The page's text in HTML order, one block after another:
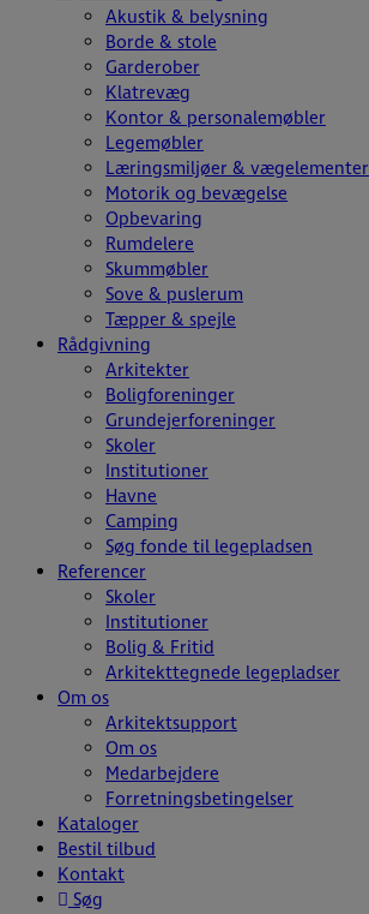
Akustik & belysning
Borde & stole
Garderober
Klatrevæg
Kontor & personalemøbler
Legemøbler
Læringsmiljøer & vægelementer
Motorik og bevægelse
Opbevaring
Rumdelere
Skummøbler
Sove & puslerum
Tæpper & spejle
Rådgivning
Arkitekter
Boligforeninger
Grundejerforeninger
Skoler
Institutioner
Havne
Camping
Søg fonde til legepladsen
Referencer
Skoler
Institutioner
Bolig & Fritid
Arkitekttegnede legepladser
Om os
Arkitektsupport
Om os
Medarbejdere
Forretningsbetingelser
Kataloger
Bestil tilbud
Kontakt
Søg